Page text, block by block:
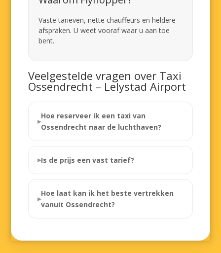
Vaste tarieven, nette chauffeurs en heldere
afspraken. U weet vooraf waar u aan toe
bent.
Veelgestelde vragen over Taxi
Ossendrecht – Lelystad Airport
Hoe reserveer ik een taxi van
Ossendrecht naar de luchthaven?
Is de prijs een vast tarief?
Hoe laat kan ik het beste vertrekken
vanuit Ossendrecht?